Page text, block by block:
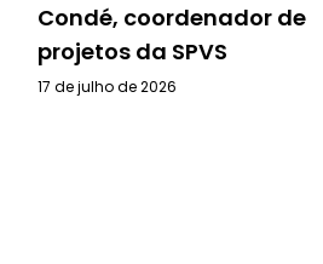
Condé, coordenador de
projetos da SPVS
17 de julho de 2026